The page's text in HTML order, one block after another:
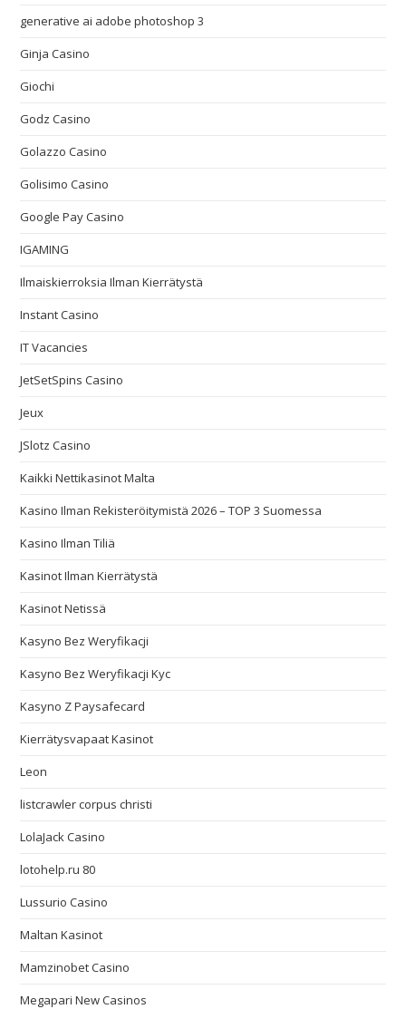
generative ai adobe photoshop 3
Ginja Casino
Giochi
Godz Casino
Golazzo Casino
Golisimo Casino
Google Pay Casino
IGAMING
Ilmaiskierroksia Ilman Kierrätystä
Instant Casino
IT Vacancies
JetSetSpins Casino
Jeux
JSlotz Casino
Kaikki Nettikasinot Malta
Kasino Ilman Rekisteröitymistä 2026 – TOP 3 Suomessa
Kasino Ilman Tiliä
Kasinot Ilman Kierrätystä
Kasinot Netissä
Kasyno Bez Weryfikacji
Kasyno Bez Weryfikacji Kyc
Kasyno Z Paysafecard
Kierrätysvapaat Kasinot
Leon
listcrawler corpus christi
LolaJack Casino
lotohelp.ru 80
Lussurio Casino
Maltan Kasinot
Mamzinobet Casino
Megapari New Casinos